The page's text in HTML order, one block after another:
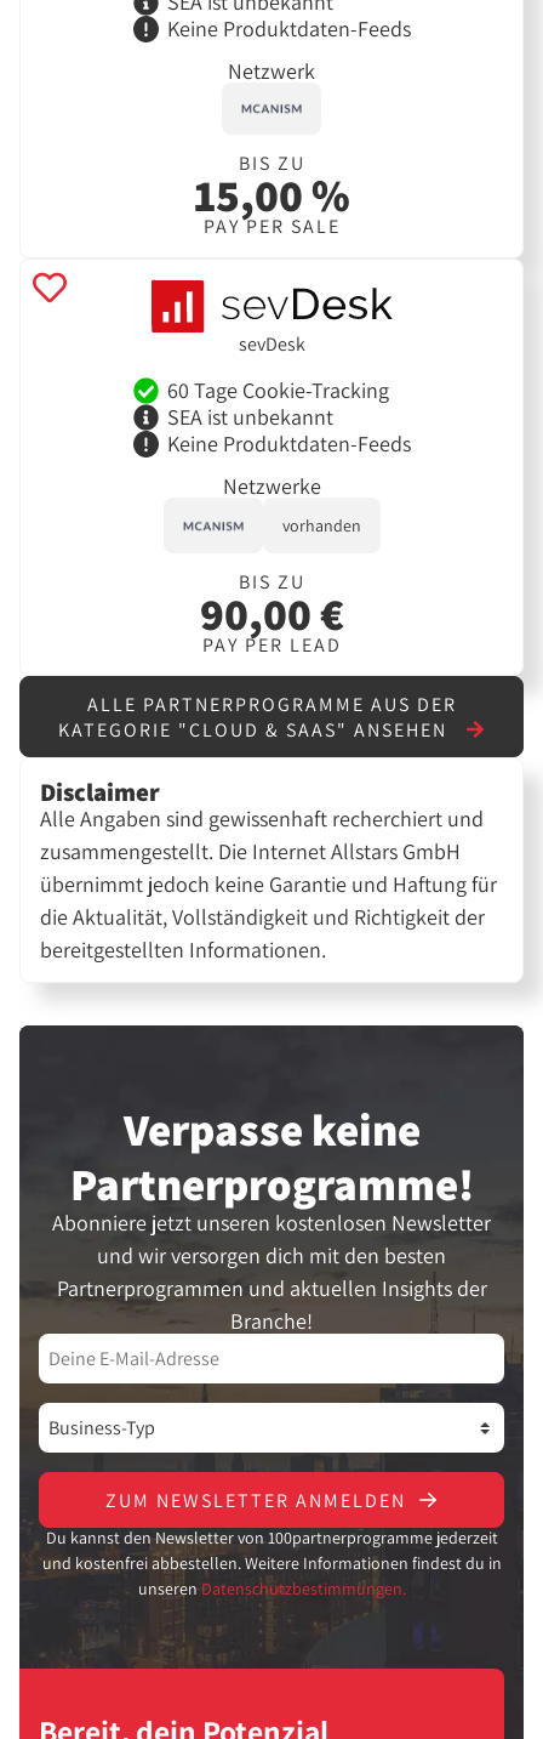
Keine Produktdaten-Feeds
Netzwerk
BIS ZU
15,00 %
PAY PER SALE
sevDesk
60 Tage Cookie-Tracking
SEA ist unbekannt
Keine Produktdaten-Feeds
Netzwerke
vorhanden
BIS ZU
90,00 €
PAY PER LEAD
ALLE PARTNERPROGRAMME AUS DER
KATEGORIE "CLOUD & SAAS" ANSEHEN
Disclaimer
Alle Angaben sind gewissenhaft recherchiert und
zusammengestellt. Die Internet Allstars GmbH
übernimmt jedoch keine Garantie und Haftung für
die Aktualität, Vollständigkeit und Richtigkeit der
bereitgestellten Informationen.
Verpasse keine
Partner­programme!
Abonniere jetzt unseren kostenlosen Newsletter
und wir versorgen dich mit den besten
Partnerprogrammen und aktuellen Insights der
Branche!
ZUM NEWSLETTER ANMELDEN
Du kannst den Newsletter von 100partnerprogramme jederzeit
und kostenfrei abbestellen. Weitere Informationen findest du in
unseren Datenschutzbestimmungen.
Bereit, dein Potenzial